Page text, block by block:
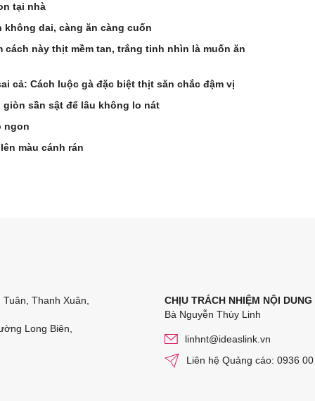
tại nhà
không dai, càng ăn càng cuốn
này thịt mềm tan, trắng tinh nhìn là muốn ăn
cả: Cách luộc gà đặc biệt thịt săn chắc đậm vị
sần sật để lâu không lo nát
ngon
màu cánh rán
Thanh Xuân,
Long Biên,
CHỊU TRÁCH NHIỆM NỘI DUNG
Bà Nguyễn Thùy Linh
linhnt@ideaslink.vn
Liên hệ Quảng cáo: 0936